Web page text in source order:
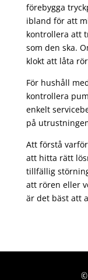
förebygga
ibland för att
kontrollera att
som den ska.
klokt att låta
För hushåll
kontrollera
enkelt
på
Att förstå
att hitta rätt
tillfällig
att rören eller
är det bäst att